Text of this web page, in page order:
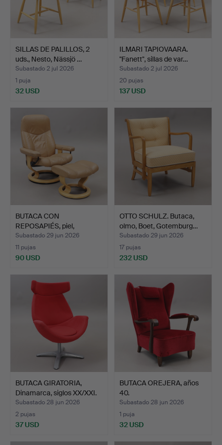
SILLAS DE PALILLOS, 2
uds., Nesto, Nässjö …
Subastado 2 jul 2026
1 puja
32 USD
ILMARI TAPIOVAARA.
"Fanett", sillas de var…
Subastado 2 jul 2026
20 pujas
137 USD
BUTACA CON
REPOSAPIÉS, piel,
Stressless, E…
Subastado 29 jun 2026
11 pujas
90 USD
OTTO SCHULZ. Butaca,
olmo, Boet, Gotemburg…
Subastado 29 jun 2026
17 pujas
232 USD
BUTACA GIRATORIA,
Dinamarca, siglos XX/XXI.
Subastado 28 jun 2026
2 pujas
37 USD
BUTACA OREJERA, años
40.
Subastado 28 jun 2026
1 puja
32 USD